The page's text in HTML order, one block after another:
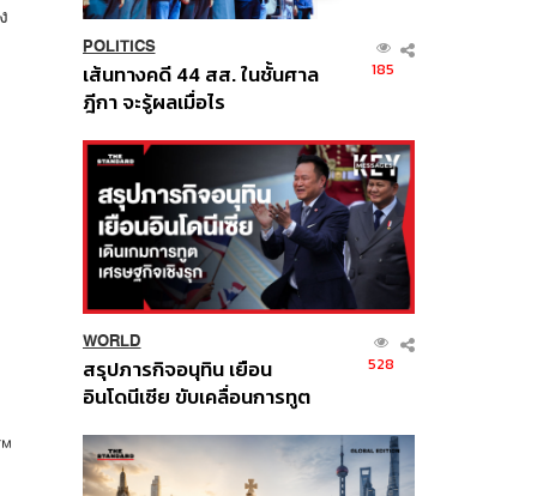
POLITICS
เส้นทางคดี 44 สส. ในชั้นศาล
ฎีกา จะรู้ผลเมื่อไร
185
WORLD
สรุปภารกิจอนุทิน เยือน
อินโดนีเซีย ขับเคลื่อนการทูต
ส่วนยุทธศาสตร์ไทย –
อินโดนีเซีย
528